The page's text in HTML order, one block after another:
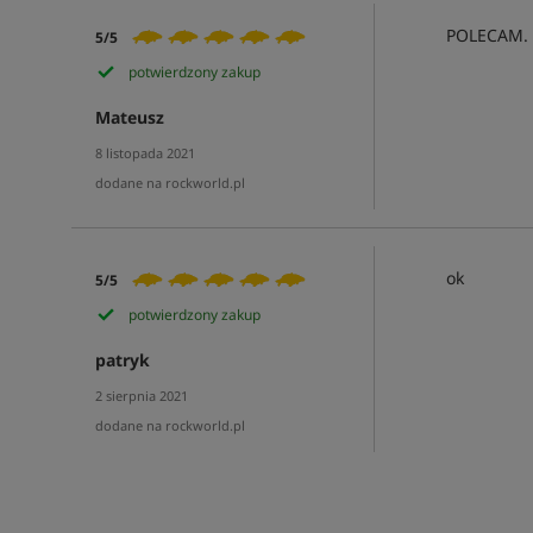
5/5
potwierdzony zakup
Mateusz
8 listopada 2021
dodane na rockworld.pl
POLECAM.
5/5
potwierdzony zakup
patryk
2 sierpnia 2021
dodane na rockworld.pl
ok